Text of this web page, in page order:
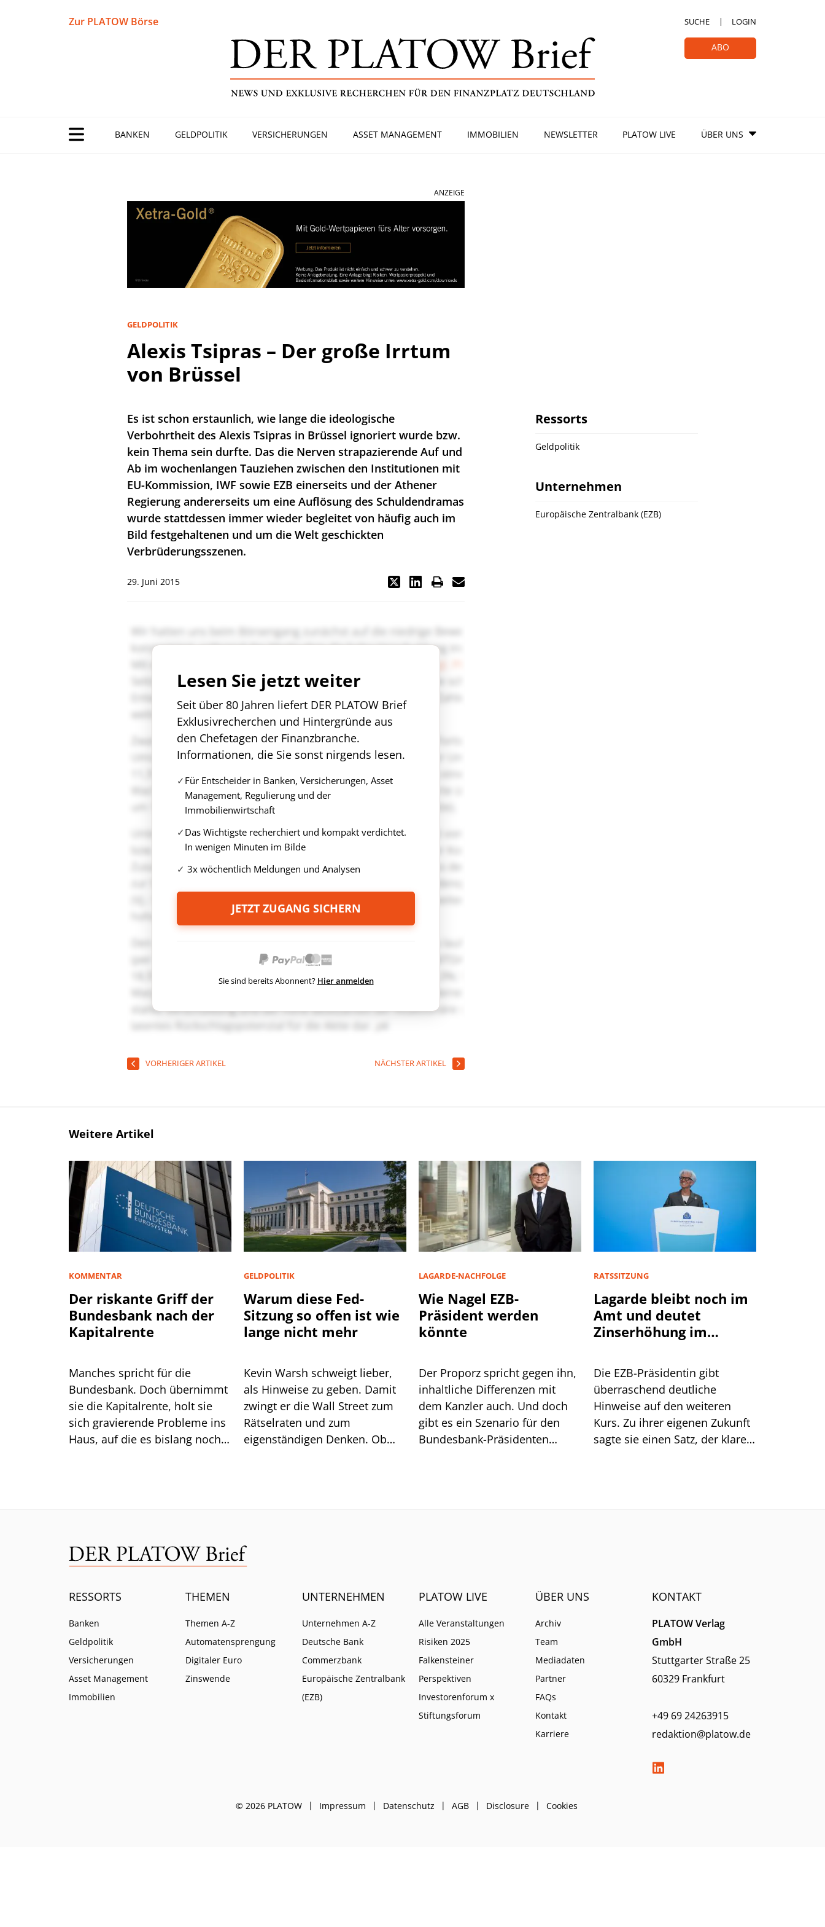
Zur PLATOW Börse SUCHE LOGIN
ABO
BANKEN GELDPOLITIK VERSICHERUNGEN ASSET MANAGEMENT IMMOBILIEN NEWSLETTER PLATOW LIVE ÜBER UNS
ANZEIGE
GELDPOLITIK
Alexis Tsipras – Der große Irrtum
von Brüssel
Es ist schon erstaunlich, wie lange die ideologische
Verbohrtheit des Alexis Tsipras in Brüssel ignoriert wurde bzw.
kein Thema sein durfte. Das die Nerven strapazierende Auf und
Ab im wochenlangen Tauziehen zwischen den Institutionen mit
EU-Kommission, IWF sowie EZB einerseits und der Athener
Regierung andererseits um eine Auflösung des Schuldendramas
wurde stattdessen immer wieder begleitet von häufig auch im
Bild festgehaltenen und um die Welt geschickten
Verbrüderungsszenen.
29. Juni 2015
Lesen Sie jetzt weiter
Seit über 80 Jahren liefert DER PLATOW Brief
Exklusivrecherchen und Hintergründe aus
den Chefetagen der Finanzbranche.
Informationen, die Sie sonst nirgends lesen.
Für Entscheider in Banken, Versicherungen, Asset
Management, Regulierung und der
Immobilienwirtschaft
Das Wichtigste recherchiert und kompakt verdichtet.
In wenigen Minuten im Bilde
3x wöchentlich Meldungen und Analysen
JETZT ZUGANG SICHERN
Sie sind bereits Abonnent? Hier anmelden
VORHERIGER ARTIKEL NÄCHSTER ARTIKEL
Ressorts
Geldpolitik
Unternehmen
Europäische Zentralbank (EZB)
Weitere Artikel
KOMMENTAR
Der riskante Griff der
Bundesbank nach der
Kapitalrente
Manches spricht für die
Bundesbank. Doch übernimmt
sie die Kapitalrente, holt sie
sich gravierende Probleme ins
Haus, auf die es bislang noch
GELDPOLITIK
Warum diese Fed-
Sitzung so offen ist wie
lange nicht mehr
Kevin Warsh schweigt lieber,
als Hinweise zu geben. Damit
zwingt er die Wall Street zum
Rätselraten und zum
eigenständigen Denken. Ob
LAGARDE-NACHFOLGE
Wie Nagel EZB-
Präsident werden
könnte
Der Proporz spricht gegen ihn,
inhaltliche Differenzen mit
dem Kanzler auch. Und doch
gibt es ein Szenario für den
Bundesbank-Präsidenten
RATSSITZUNG
Lagarde bleibt noch im
Amt und deutet
Zinserhöhung im
Die EZB-Präsidentin gibt
überraschend deutliche
Hinweise auf den weiteren
Kurs. Zu ihrer eigenen Zukunft
sagte sie einen Satz, der klarer
RESSORTS
Banken
Geldpolitik
Versicherungen
Asset Management
Immobilien
THEMEN
Themen A-Z
Automatensprengung
Digitaler Euro
Zinswende
UNTERNEHMEN
Unternehmen A-Z
Deutsche Bank
Commerzbank
Europäische Zentralbank
(EZB)
PLATOW LIVE
Alle Veranstaltungen
Risiken 2025
Falkensteiner
Perspektiven
Investorenforum x
Stiftungsforum
ÜBER UNS
Archiv
Team
Mediadaten
Partner
FAQs
Kontakt
Karriere
KONTAKT
PLATOW Verlag
GmbH
Stuttgarter Straße 25
60329 Frankfurt
+49 69 24263915
redaktion@platow.de
© 2026 PLATOW Impressum Datenschutz AGB Disclosure Cookies